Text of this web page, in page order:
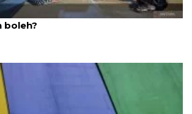
digabung dengan puasa
boleh?